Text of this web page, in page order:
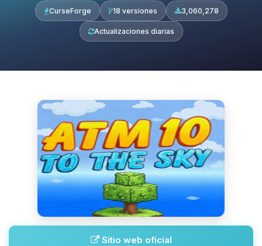
CurseForge 18 versiones 3,060,278
Actualizaciones diarias
Sitio web oficial